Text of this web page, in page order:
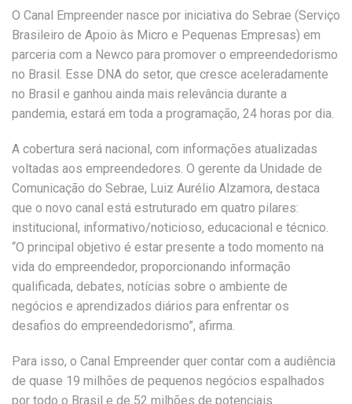
O Canal Empreender nasce por iniciativa do Sebrae (Serviço
Brasileiro de Apoio às Micro e Pequenas Empresas) em
parceria com a Newco para promover o empreendedorismo
no Brasil. Esse DNA do setor, que cresce aceleradamente
no Brasil e ganhou ainda mais relevância durante a
pandemia, estará em toda a programação, 24 horas por dia.
A cobertura será nacional, com informações atualizadas
voltadas aos empreendedores. O gerente da Unidade de
Comunicação do Sebrae, Luiz Aurélio Alzamora, destaca
que o novo canal está estruturado em quatro pilares:
institucional, informativo/noticioso, educacional e técnico.
“O principal objetivo é estar presente a todo momento na
vida do empreendedor, proporcionando informação
qualificada, debates, notícias sobre o ambiente de
negócios e aprendizados diários para enfrentar os
desafios do empreendedorismo”, afirma.
Para isso, o Canal Empreender quer contar com a audiência
de quase 19 milhões de pequenos negócios espalhados
por todo o Brasil e de 52 milhões de potenciais